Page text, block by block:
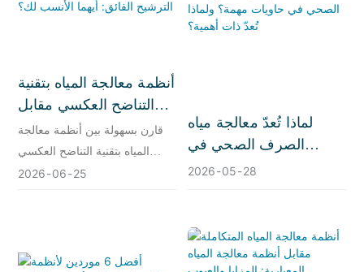
أنظمة معالجة المياه بتقنية
التناضح العكسي مقابل
تقنية الترشيح الفائق: أيهما
الأنسب لك؟
قارن بسهولة بين أنظمة معالجة
المياه بتقنية التناضح العكسي
(RO) وتقنية الترشيح الفائق
2026 06 25
لماذا تُعدّ معالجة مياه
الصرف الصحي في
حاويات مهمة؟ ولماذا تُعدّ
2026 05 28